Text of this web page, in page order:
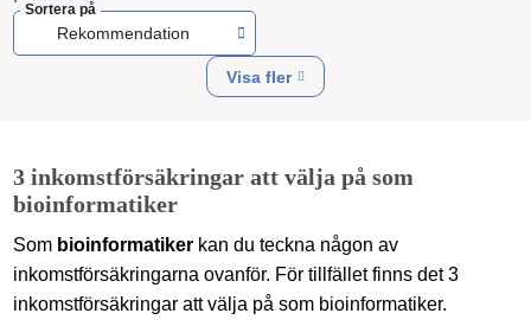
Sortera på
Rekommendation
Visa fler
3 inkomstförsäkringar att välja på som
bioinformatiker
Som bioinformatiker kan du teckna någon av
inkomstförsäkringarna ovanför. För tillfället finns det 3
inkomstförsäkringar att välja på som bioinformatiker.